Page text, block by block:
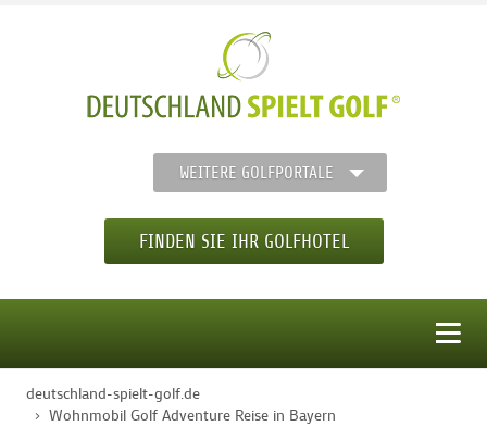
WEITERE GOLFPORTALE
FINDEN SIE IHR GOLFHOTEL
STARTSEITE
deutschland-spielt-golf.de
Wohnmobil Golf Adventure Reise in Bayern